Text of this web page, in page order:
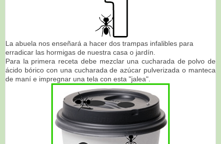
La abuela nos enseñará a hacer dos trampas infalibles para
erradicar las hormigas de nuestra casa o jardín.
Para la primera receta debe mezclar una cucharada de polvo de
ácido bórico con una cucharada de azúcar pulverizada o manteca
de maní e impregnar una tela con esta "jalea".